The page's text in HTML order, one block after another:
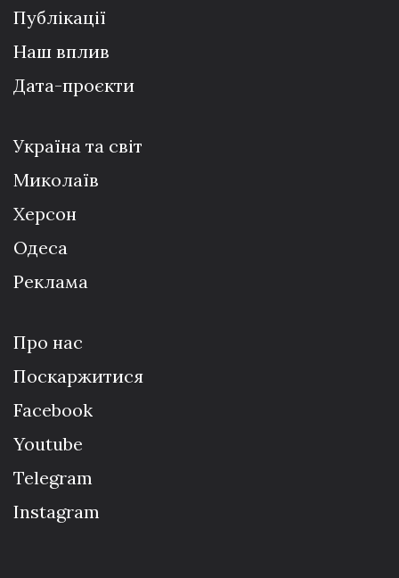
Публікації
Наш вплив
Дата-проєкти
Україна та світ
Миколаїв
Херсон
Одеса
Реклама
Про нас
Поскаржитися
Facebook
Youtube
Telegram
Instagram